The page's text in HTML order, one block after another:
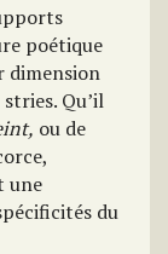
poétique
dimension
Qu’il
ou de
une
du